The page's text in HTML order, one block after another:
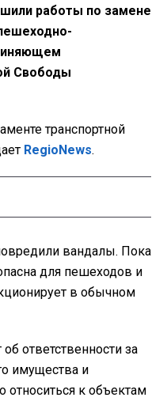
работы по замене
Свободы
транспортной
RegioNews.
вандалы. Пока
для пешеходов и
в обычном
ответственности за
имущества и
к объектам